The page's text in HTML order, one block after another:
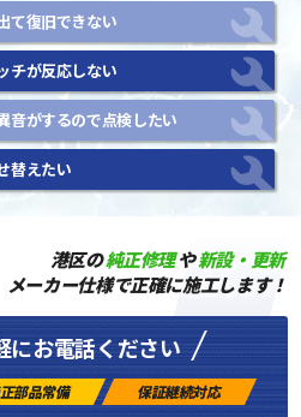
て復旧できない
チが反応しない
音がするので点検したい
替えたい
港区の純正修理や新設・更新
メーカー仕様で正確に施工します！
にお電話ください
部品常備 保証継続対応